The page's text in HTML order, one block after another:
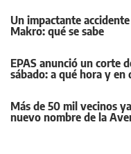
Un impactante
Makro: qué se sabe
EPAS anunció un corte
sábado: a qué hora y en
Más de 50 mil vecinos
nuevo nombre de la